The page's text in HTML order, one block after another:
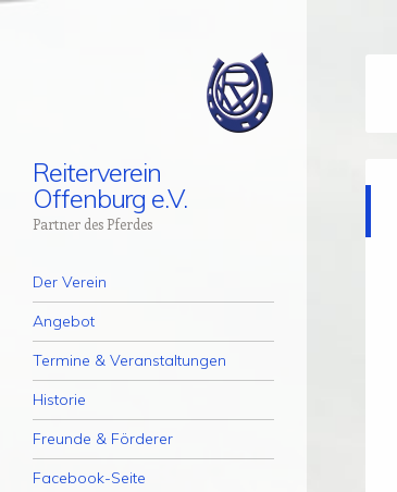
Reiterverein
Offenburg e.V.
Partner des Pferdes
Menü
Zum Inhalt springen
Der Verein
Angebot
Termine & Veranstaltungen
Historie
Freunde & Förderer
Facebook-Seite